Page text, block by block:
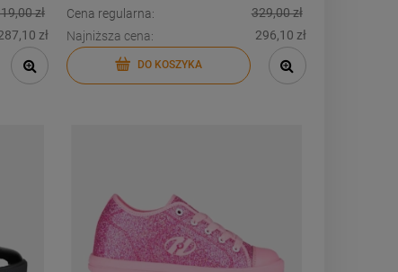
zł
zł
Cena regularna:
329,00 zł
Najniższa cena:
296,10 zł
DO KOSZYKA